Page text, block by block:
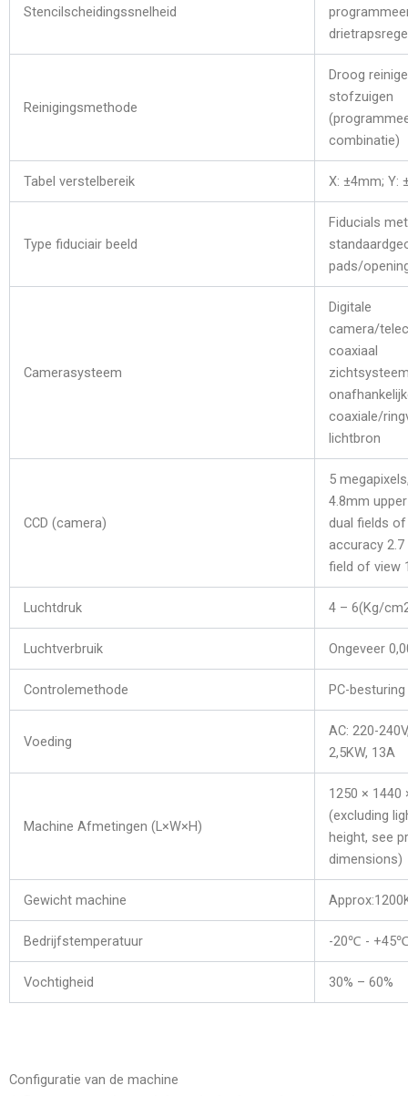
Stencilscheidingssnelheid
Reinigingsmethode
Droog
stofzuigen
combinatie)
Tabel verstelbereik X: ±4mm; Y:
Type fiduciair beeld
Fiducials met
pads/
Camerasysteem
Digitale
camera/
coaxiaal
coaxiale/
lichtbron
CCD (camera)
5
4.8mm
dual fields of
accuracy
field of view
Luchtdruk 4 – 6(Kg/
Luchtverbruik Ongeveer
Controlemethode PC-besturing
Voeding
AC: 220-
2,5KW, 13A
Machine Afmetingen (L×W×H)
1250 × 1440
(excluding
height, see
dimensions)
Gewicht machine
Bedrijfstemperatuur -20℃ -
Vochtigheid 30% – 60%
Configuratie van de machine